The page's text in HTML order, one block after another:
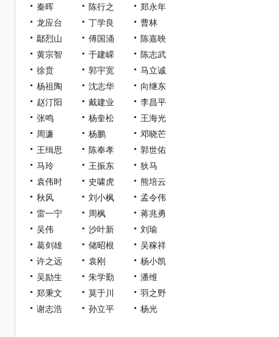
秦晖 陈行之
郑永年
龙应台
丁学良
曹林
鄢烈山
傅国涌
陈嘉映
黄宗智
于建嵘
陈志武
徐贲
郭宇宽
马立诚
杨祖陶
沈志华
向继东
赵汀阳
戴建业
李昌平
张鸣
杨奎松
王海光
周濂
杨鹏
邓晓芒
王缉思
陈奉孝
郭世佑
马玲
王振东
狄马
袁伟时
史啸虎
熊培云
秋风
刘小枫
孟令伟
雷一宁
周枫
蒋兆勇
吴伟
沙叶新
刘瑜
葛剑雄
储昭根
吴稼祥
许之远
袁刚
杨小凯
吴励生
朱学勤
潘维
郑秉文
莫于川
羽之野
谢志浩
孙立平 杨光